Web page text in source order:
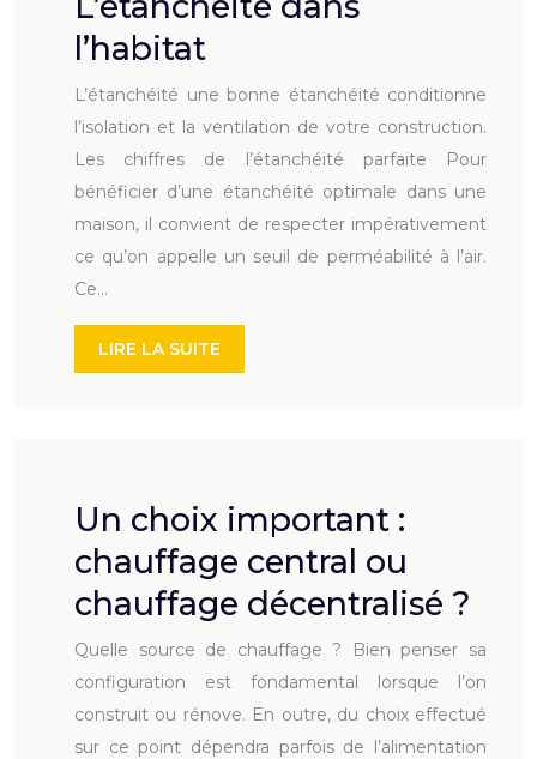
l’habitat
L’étanchéité une bonne étanchéité conditionne
l’isolation et la ventilation de votre construction.
Les chiffres de l’étanchéité parfaite Pour
bénéficier d’une étanchéité optimale dans une
maison, il convient de respecter impérativement
ce qu’on appelle un seuil de perméabilité à l’air.
Ce…
LIRE LA SUITE
Un choix important :
chauffage central ou
chauffage décentralisé ?
Quelle source de chauffage ? Bien penser sa
configuration est fondamental lorsque l’on
construit ou rénove. En outre, du choix effectué
sur ce point dépendra parfois de l’alimentation